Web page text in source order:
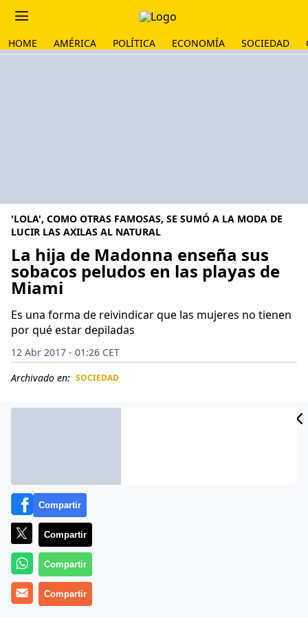
HOME AMÉRICA POLÍTICA ECONOMÍA SOCIEDAD
'LOLA', COMO OTRAS FAMOSAS, SE SUMÓ A LA MODA DE
LUCIR LAS AXILAS AL NATURAL
La hija de Madonna enseña sus
sobacos peludos en las playas de
Miami
Es una forma de reivindicar que las mujeres no tienen
por qué estar depiladas
12 Abr 2017 - 01:26 CET
Archivado en: SOCIEDAD
A Lourdes León, la hija de Madonna, no le importa
Compartir
Compartir
Compartir
Compartir